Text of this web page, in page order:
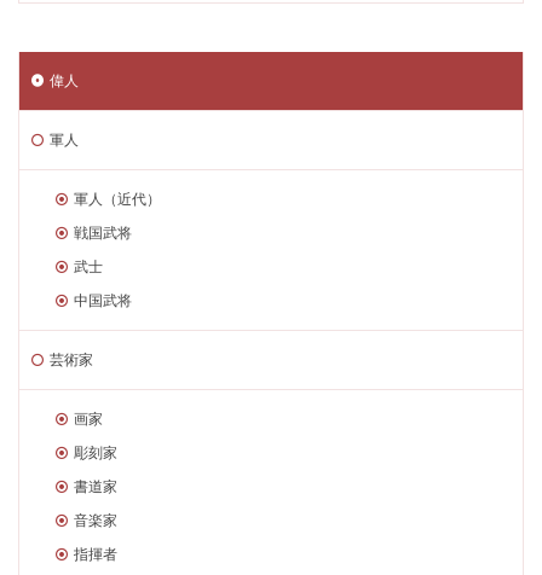
偉人
軍人
軍人（近代）
戦国武将
武士
中国武将
芸術家
画家
彫刻家
書道家
音楽家
指揮者